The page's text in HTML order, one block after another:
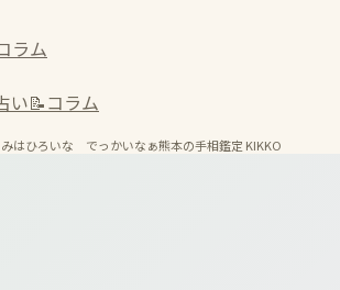
ラム
い📝コラム
みはひろいな でっかいなぁ熊本の手相鑑定 KIKKO